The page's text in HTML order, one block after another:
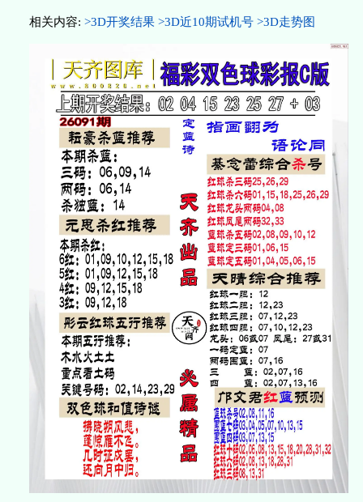
相关内容: >3D开奖结果 >3D近10期试机号 >3D走势图